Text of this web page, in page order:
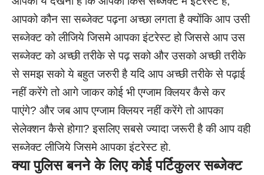
आपको कौन सा सब्जेक्ट पढ़ना अच्छा लगता है क्योंकि आप उसी
सब्जेक्ट को लीजिये जिसमे आपका इंटरेस्ट हो जिससे आप उस
सब्जेक्ट को अच्छी तरीके से पढ़ सको और उसको अच्छी तरीके
से समझ सको ये बहुत जरुरी है यदि आप अच्छी तरीके से पढ़ाई
नहीं करेंगे तो आगे जाकर कोई भी एग्जाम क्लियर कैसे कर
पाएंगे? और जब आप एग्जाम क्लियर नहीं करेंगे तो आपका
सेलेक्शन कैसे होगा? इसलिए सबसे ज्यादा जरूरी है की आप वही
सब्जेक्ट लीजिये जिसमे आपका इंटरेस्ट हो.
क्या पुलिस बनने के लिए कोई पर्टिकुलर सब्जेक्ट